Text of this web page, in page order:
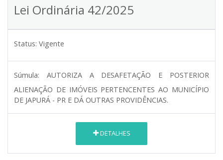
Lei Ordinária 42/2025
Status: Vigente
Súmula:
AUTORIZA A DESAFETAÇÃO E POSTERIOR
ALIENAÇÃO DE IMÓVEIS PERTENCENTES AO MUNICÍPIO
DE JAPURÁ - PR E DÁ OUTRAS PROVIDÊNCIAS.
DETALHES